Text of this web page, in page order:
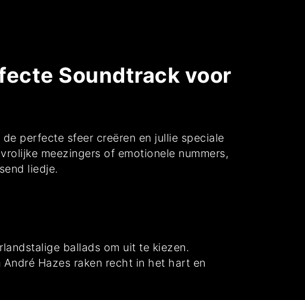
Soundtrack voor
perfecte sfeer creëren en jullie speciale
meezingers of emotionele nummers,
liedje.
ballads om uit te kiezen.
André Hazes raken recht in het hart en